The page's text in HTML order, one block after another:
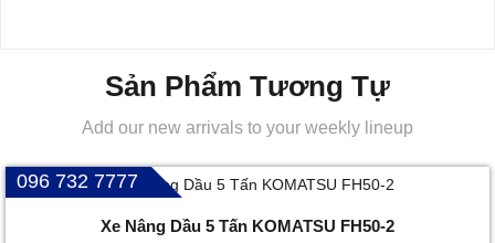
Sản Phẩm Tương Tự
Add our new arrivals to your weekly lineup
096 732 7777
Xe Nâng Dầu 5 Tấn KOMATSU FH50-2